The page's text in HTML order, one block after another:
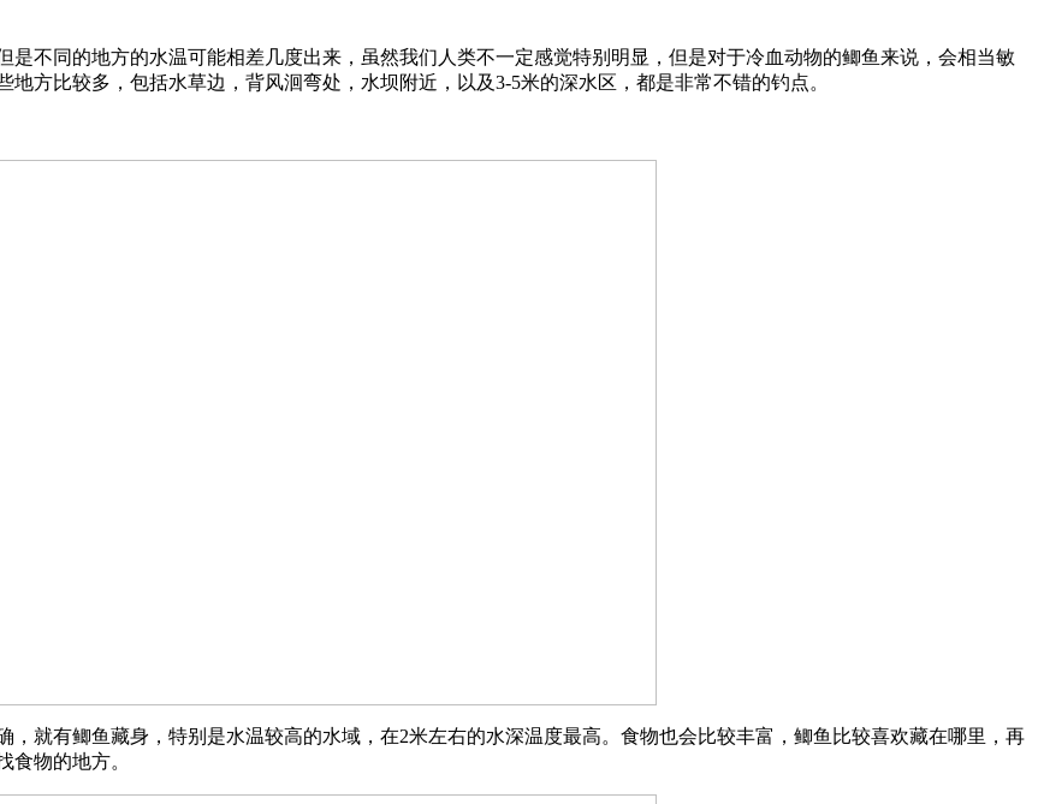
不同的地方的水温可能相差几度出来，虽然我们人类不一定感觉特别明显，但是对于冷血动物的鲫鱼来说，会相当敏
方比较多，包括水草边，背风洄弯处，水坝附近，以及3-5米的深水区，都是非常不错的钓点。
就有鲫鱼藏身，特别是水温较高的水域，在2米左右的水深温度最高。食物也会比较丰富，鲫鱼比较喜欢藏在哪里，再
食物的地方。